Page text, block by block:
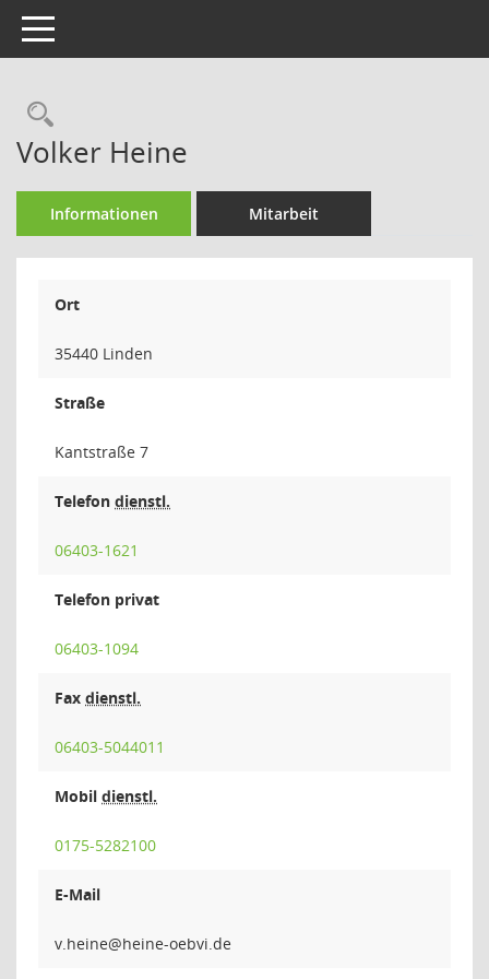
Toggle navigation
Rechercheauswahl
Volker Heine
Informationen Mitarbeit
Ort
35440 Linden
Straße
Kantstraße 7
Telefon dienstl.
06403-1621
Telefon privat
06403-1094
Fax dienstl.
06403-5044011
Mobil dienstl.
0175-5282100
E-Mail
eni